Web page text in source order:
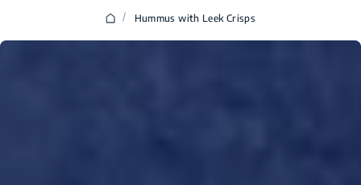
/ Hummus with Leek Crisps